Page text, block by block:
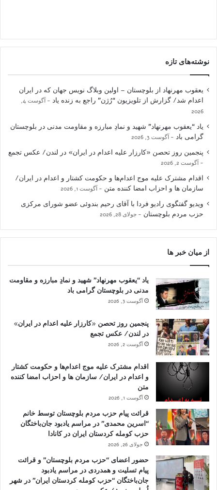
نوشته‌های تازه
یعقوب مهرنهاد از بلوچستان – اولین وبلاگ نویس جهان که در ایران
اعدام شد/ گزارش از تلویزیون “رُژن” راجع به زنده یاد
آگوست 4,
2026
یاد “یعقوب مهرنهاد” شهید و نمادِ مبارزه و مقاومت مدنی در بلوچستان
گرامی باد
آگوست 3, 2026
پنجمین روز تحصن «کارزار علیه اعدام در ایران» در لندن/ عکس تجمع
آگوست 2, 2026
اقدام مشترک علیه موج اعدام‌ها و حکومت کشتار و اعدام در ایران/
سازمان ها و احزاب امضا کننده متن
آگوست 1, 2026
ویدیو گفتگوی رادیو فردا با آقای رحیم بندوئی عضو شورای مرکزی
حزب مردم بلوچستان
جولای 28, 2026
از میان خبر ها
یاد “یعقوب مهرنهاد” شهید و نمادِ مبارزه و مقاومت
مدنی در بلوچستان گرامی باد
آگوست 3, 2026
پنجمین روز تحصن «کارزار علیه اعدام در ایران»
در لندن/ عکس تجمع
آگوست 2, 2026
اقدام مشترک علیه موج اعدام‌ها و حکومت کشتار
و اعدام در ایران/ سازمان ها و احزاب امضا کننده
متن
آگوست 1, 2026
قرائت پیام حزب مردم بلوچستان توسط خانم
“اسرین محمدی” در مراسم یادبود جان‌باختگان
حزب کومله کردستان ایران در کانادا
جولای 26, 2026
حضور اعضای “حزب مردم بلوچستان” و قرائت
پیام تسلیت و همدردی در مراسم یادبود
جان‌باختگان “حزب کومله کردستان ایران” در شهر